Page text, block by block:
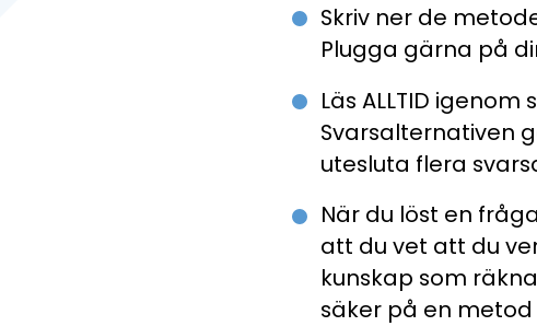
Skriv ner de
Plugga gärna på
Läs ALLTID
Svarsalternativen
utesluta flera
När du löst en
att du vet att du
kunskap som
säker på en